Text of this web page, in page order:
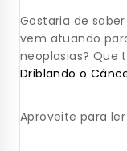
Gostaria de
vem atuando
neoplasias? Que
Driblando o
Aproveite para